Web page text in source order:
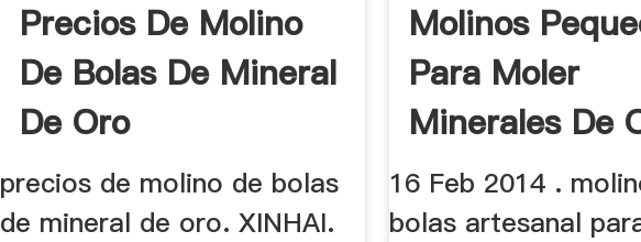
Precios De Molino
De Bolas De Mineral
De Oro
precios de molino de bolas
de mineral de oro. XINHAI.
Molinos
Para Moler
Minerales De
16 Feb 2014 .
bolas artesanal